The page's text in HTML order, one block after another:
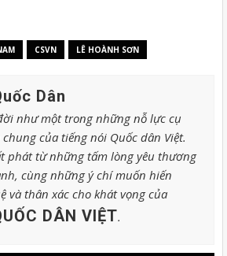
CSVN LÊ HOÀNH SƠN
Dân
như một trong những nỗ lực cụ
của tiếng nói Quốc dân Việt.
phát từ những tấm lòng yêu thương
cùng những ý chí muốn hiến
và thân xác cho khát vọng của
DÂN VIỆT.